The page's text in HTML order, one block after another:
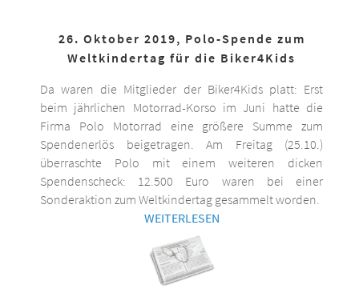
26. Oktober 2019, Polo-Spende zum
Weltkindertag für die Biker4Kids
Da waren die Mitglieder der Biker4Kids platt: Erst
beim jährlichen Motorrad-Korso im Juni hatte die
Firma Polo Motorrad eine größere Summe zum
Spendenerlös beigetragen. Am Freitag (25.10.)
überraschte Polo mit einem weiteren dicken
Spendenscheck: 12.500 Euro waren bei einer
Sonderaktion zum Weltkindertag gesammelt worden.
WEITERLESEN